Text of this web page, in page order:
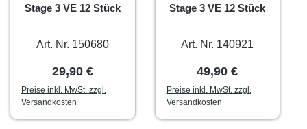
Stage 3 VE 12 Stück
Art. Nr. 150680
Regulärer Preis:
29,90 €
Preise inkl. MwSt. zzgl.
Versandkosten
Stage 3 VE 12 Stück
Art. Nr. 140921
Regulärer Preis:
49,90 €
Preise inkl. MwSt. zzgl.
Versandkosten